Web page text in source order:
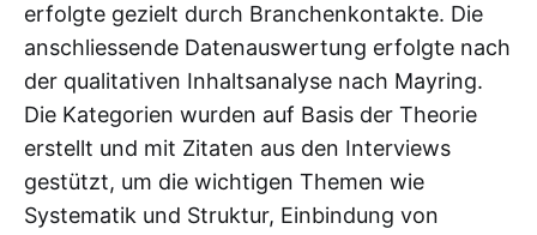
erfolgte gezielt durch Branchenkontakte. Die
anschliessende Datenauswertung erfolgte nach
der qualitativen Inhaltsanalyse nach Mayring.
Die Kategorien wurden auf Basis der Theorie
erstellt und mit Zitaten aus den Interviews
gestützt, um die wichtigen Themen wie
Systematik und Struktur, Einbindung von